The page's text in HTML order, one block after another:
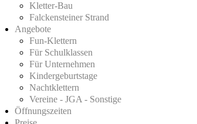
Kletter-Bau
Falckensteiner Strand
Angebote
Fun-Klettern
Für Schulklassen
Für Unternehmen
Kindergeburtstage
Nachtklettern
Vereine - JGA - Sonstige
Öffnungszeiten